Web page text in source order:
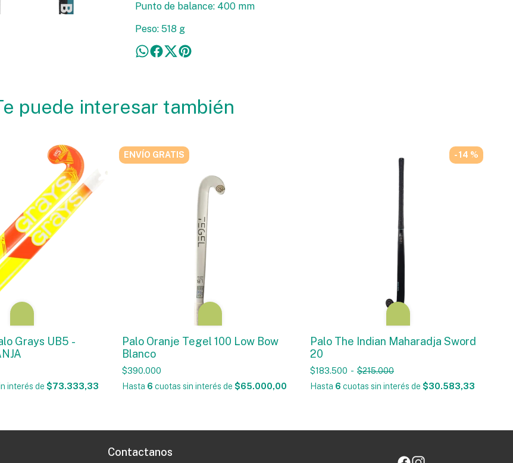
Punto de balance: 400 mm
Peso: 518 g
puede interesar también
Grays UB5 -
interés de $73.333,33
ENVÍO GRATIS
Palo Oranje Tegel 100 Low Bow
Blanco
$390.000
Hasta 6 cuotas sin interés de $65.000,00
- 14 %
Palo The Indian Maharadja Sword
20
$183.500 - $215.000
Hasta 6 cuotas sin interés de $30.583,33
Contactanos